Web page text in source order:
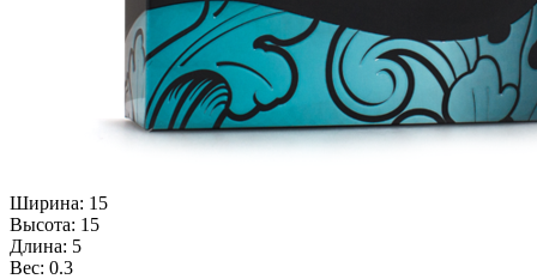
Ширина: 15
Высота: 15
Длина: 5
Вес: 0.3